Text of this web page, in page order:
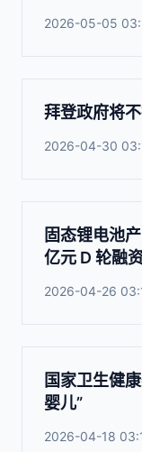
2026-05-05
拜登政府将
2026-04-30
固态锂电池
亿元 D 轮融
2026-04-26
国家卫生健
婴儿”
2026-04-18